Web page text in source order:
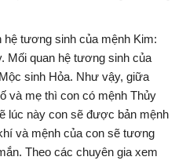
hệ tương sinh của mệnh Kim:
Mối quan hệ tương sinh của
sinh Hỏa. Như vậy, giữa
và mẹ thì con có mệnh Thủy
lúc này con sẽ được bản mệnh
và mệnh của con sẽ tương
Theo các chuyên gia xem